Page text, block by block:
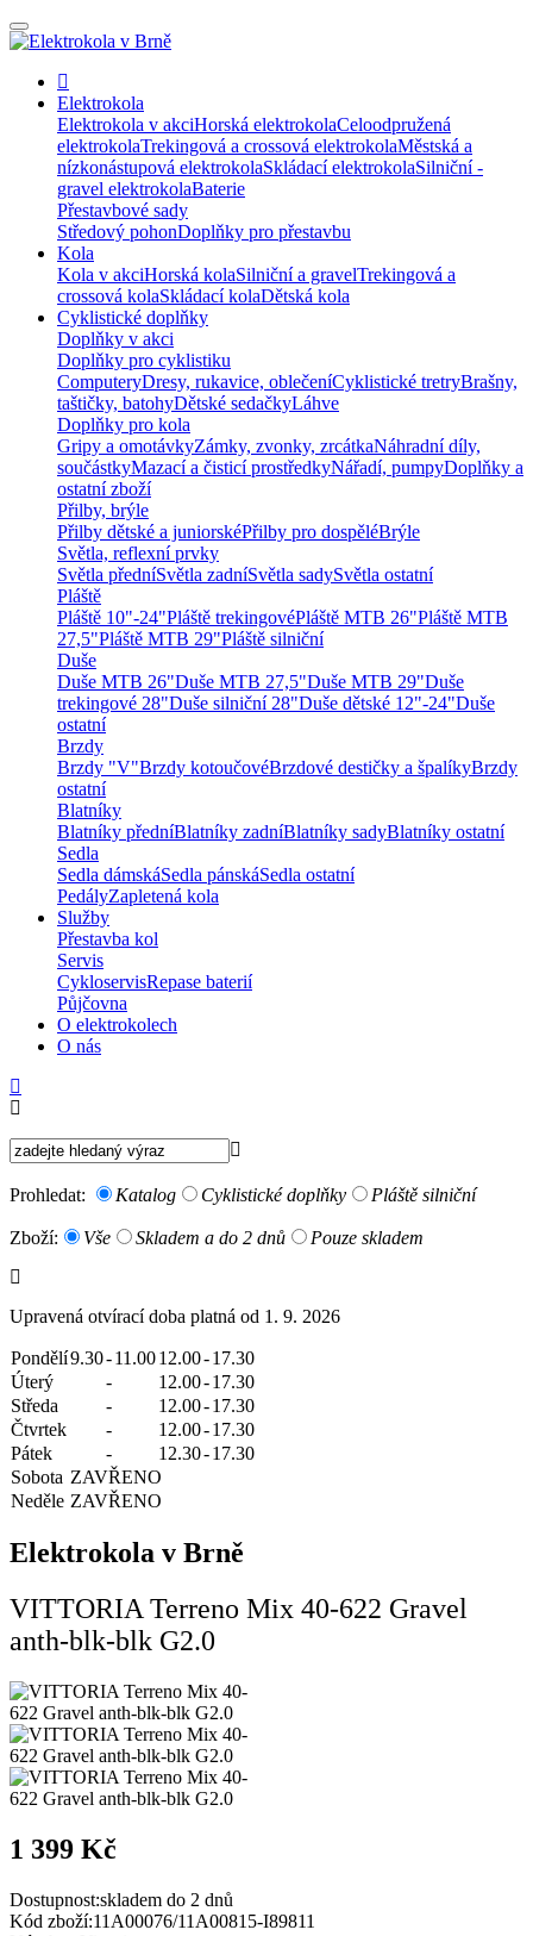
Elektrokola
Elektrokola v akciHorská elektrokolaCeloodpružená
elektrokolaTrekingová a crossová elektrokolaMěstská a
nízkonástupová elektrokolaSkládací elektrokolaSilniční -
gravel elektrokolaBaterie
Přestavbové sady
Středový pohonDoplňky pro přestavbu
Kola
Kola v akciHorská kolaSilniční a gravelTrekingová a
crossová kolaSkládací kolaDětská kola
Cyklistické doplňky
Doplňky v akci
Doplňky pro cyklistiku
ComputeryDresy, rukavice, oblečeníCyklistické tretryBrašny,
taštičky, batohyDětské sedačkyLáhve
Doplňky pro kola
Gripy a omotávkyZámky, zvonky, zrcátkaNáhradní díly,
součástkyMazací a čisticí prostředkyNářadí, pumpyDoplňky a
ostatní zboží
Přilby, brýle
Přilby dětské a juniorskéPřilby pro dospěléBrýle
Světla, reflexní prvky
Světla předníSvětla zadníSvětla sadySvětla ostatní
Pláště
Pláště 10"-24"Pláště trekingovéPláště MTB 26"Pláště MTB
27,5"Pláště MTB 29"Pláště silniční
Duše
Duše MTB 26"Duše MTB 27,5"Duše MTB 29"Duše
trekingové 28"Duše silniční 28"Duše dětské 12"-24"Duše
ostatní
Brzdy
Brzdy "V"Brzdy kotoučovéBrzdové destičky a špalíkyBrzdy
ostatní
Blatníky
Blatníky předníBlatníky zadníBlatníky sadyBlatníky ostatní
Sedla
Sedla dámskáSedla pánskáSedla ostatní
PedályZapletená kola
Služby
Přestavba kol
Servis
CykloservisRepase baterií
Půjčovna
O elektrokolech
O nás
Prohledat: Katalog Cyklistické doplňky Pláště silniční
Zboží: Vše Skladem a do 2 dnů Pouze skladem
Upravená otvírací doba platná od 1. 9. 2026
Pondělí9.30-11.0012.00-17.30
Úterý
- 12.00-17.30
Středa
- 12.00-17.30
Čtvrtek
- 12.00-17.30
Pátek
- 12.30-17.30
Sobota ZAVŘENO
Neděle ZAVŘENO
Elektrokola v Brně
VITTORIA Terreno Mix 40-622 Gravel
anth-blk-blk G2.0
1 399 Kč
Dostupnost:skladem do 2 dnů
Kód zboží:11A00076/11A00815-I89811